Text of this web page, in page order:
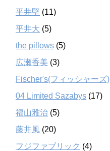
平井堅 (11)
平井大 (5)
the pillows (5)
広瀬香美 (3)
Fischer's(フィッシャーズ)
04 Limited Sazabys (17)
福山雅治 (5)
藤井風 (20)
フジファブリック (4)